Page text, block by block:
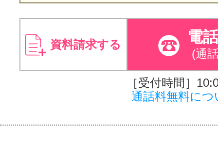
資料請求する 電
(通
［受付時間］
通話料無料につ